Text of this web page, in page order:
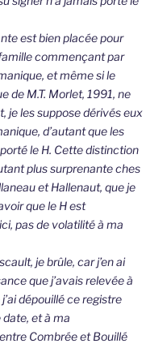
est bien placée pour
commençant par
et même si le
de M.T. Morlet, 1991, ne
je les suppose dérivés eux
d’autant que les
le H. Cette distinction
plus surprenante ches
et Hallenaut, que je
que le H est
pas de volatilité à ma
je brûle, car j’en ai
que j’avais relevée à
dépouillé ce registre
et à ma
Combrée et Bouillé